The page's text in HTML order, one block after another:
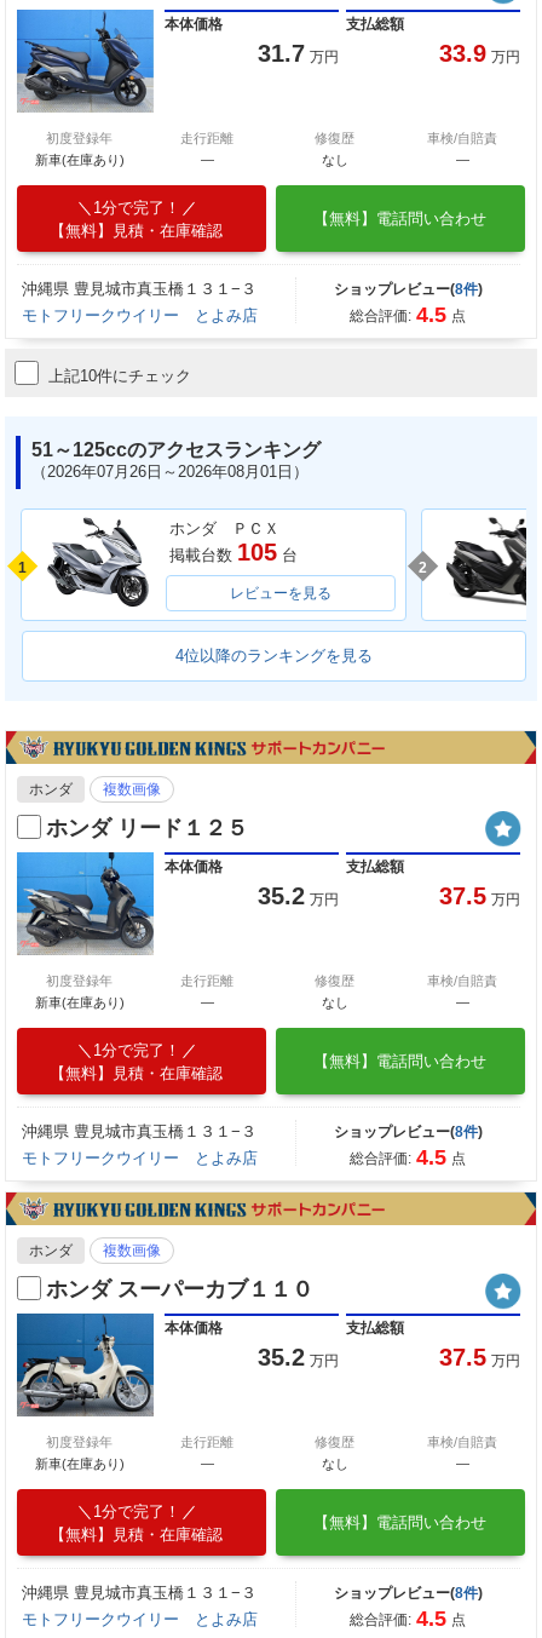
本体価格
31.7 万円
支払総額
33.9 万円
初度登録年
新車(在庫あり)
走行距離
―
修復歴
なし
車検/自賠責
―
1分で完了！
【無料】見積・在庫確認
【無料】電話問い合わせ
沖縄県 豊見城市真玉橋１３１−３
モトフリークウイリー とよみ店
ショップレビュー(8件)
総合評価: 4.5 点
上記10件にチェック
51～125ccのアクセスランキング
（2026年07月26日～2026年08月01日）
1
ホンダ ＰＣＸ
掲載台数 105 台
レビューを見る
2
4位以降のランキングを見る
ホンダ 複数画像
ホンダ リード１２５
本体価格
35.2 万円
支払総額
37.5 万円
初度登録年
新車(在庫あり)
走行距離
―
修復歴
なし
車検/自賠責
―
1分で完了！
【無料】見積・在庫確認
【無料】電話問い合わせ
沖縄県 豊見城市真玉橋１３１−３
モトフリークウイリー とよみ店
ショップレビュー(8件)
総合評価: 4.5 点
ホンダ 複数画像
ホンダ スーパーカブ１１０
本体価格
35.2 万円
支払総額
37.5 万円
初度登録年
新車(在庫あり)
走行距離
―
修復歴
なし
車検/自賠責
―
1分で完了！
【無料】見積・在庫確認
【無料】電話問い合わせ
沖縄県 豊見城市真玉橋１３１−３
モトフリークウイリー とよみ店
ショップレビュー(8件)
総合評価: 4.5 点